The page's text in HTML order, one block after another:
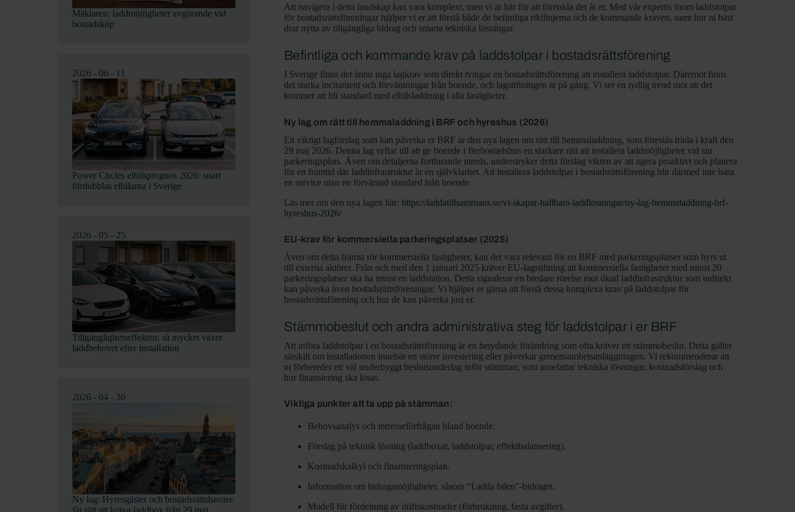
Mäklaren: laddmöjligheter avgörande vid
bostadsköp
2026 - 06 - 11
Power Circles elbilsprognos 2026: snart
fördubblas elbilarna i Sverige
2026 - 05 - 25
Tillgänglighetseffekten: så mycket växer
laddbehovet efter installation
2026 - 04 - 30
Ny lag: Hyresgäster och bostadsrättshavare
Att navigera i detta landskap kan vara komplext, men vi är här för att förenkla det åt er. Med vår expertis inom laddstolpar
för bostadsrättsföreningar hjälper vi er att förstå både de befintliga riktlinjerna och de kommande kraven, samt hur ni bäst
drar nytta av tillgängliga bidrag och smarta tekniska lösningar.
Befintliga och kommande krav på laddstolpar i bostadsrättsförening
I Sverige finns det ännu inga lagkrav som direkt tvingar en bostadsrättsförening att installera laddstolpar. Däremot finns
det starka incitament och förväntningar från boende, och lagstiftningen är på gång. Vi ser en tydlig trend mot att det
kommer att bli standard med elbilsladdning i alla fastigheter.
Ny lag om rätt till hemmaladdning i BRF och hyreshus (2026)
Ett viktigt lagförslag som kan påverka er BRF är den nya lagen om rätt till hemmaladdning, som föreslås träda i kraft den
29 maj 2026. Denna lag syftar till att ge boende i flerbostadshus en starkare rätt att installera laddmöjligheter vid sin
parkeringsplats. Även om detaljerna fortfarande utreds, understryker detta förslag vikten av att agera proaktivt och planera
för en framtid där laddinfrastruktur är en självklarhet. Att installera laddstolpar i bostadsrättsförening blir därmed inte bara
en service utan en förväntad standard från boende.
Läs mer om den nya lagen här: https://laddatillsammans.se/vi-skapar-hallbara-laddlosningar/ny-lag-hemmaladdning-brf-
hyreshus-2026/
EU-krav för kommersiella parkeringsplatser (2025)
Även om detta främst rör kommersiella fastigheter, kan det vara relevant för en BRF med parkeringsplatser som hyrs ut
till externa aktörer. Från och med den 1 januari 2025 kräver EU-lagstiftning att kommersiella fastigheter med minst 20
parkeringsplatser ska ha minst en laddstation. Detta signalerar en bredare rörelse mot ökad laddinfrastruktur som indirekt
kan påverka även bostadsrättsföreningar. Vi hjälper er gärna att förstå dessa komplexa krav på laddstolpar för
bostadsrättsförening och hur de kan påverka just er.
Stämmobeslut och andra administrativa steg för laddstolpar i er BRF
Att införa laddstolpar i en bostadsrättsförening är en betydande förändring som ofta kräver ett stämmobeslut. Detta gäller
särskilt om installationen innebär en större investering eller påverkar gemensamhetsanläggningen. Vi rekommenderar att
ni förbereder ett väl underbyggt beslutsunderlag inför stämman, som innefattar tekniska lösningar, kostnadsförslag och
hur finansiering ska lösas.
Viktiga punkter att ta upp på stämman:
Behovsanalys och intresseförfrågan bland boende.
Förslag på teknisk lösning (laddboxar, laddstolpar, effektbalansering).
Kostnadskalkyl och finansieringsplan.
Information om bidragsmöjligheter, såsom “Ladda bilen”-bidraget.
Modell för fördelning av driftskostnader (förbrukning, fasta avgifter).